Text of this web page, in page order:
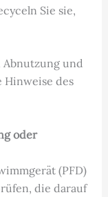
Sie sie,
Abnutzung und
Hinweise des
oder
(PFD)
die darauf